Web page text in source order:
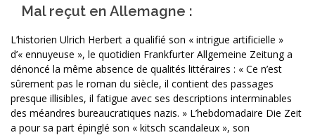
Mal reçut en Allemagne :
L’historien Ulrich Herbert a qualifié son « intrigue artificielle »
d’« ennuyeuse », le quotidien Frankfurter Allgemeine Zeitung a
dénoncé la même absence de qualités littéraires : « Ce n’est
sûrement pas le roman du siècle, il contient des passages
presque illisibles, il fatigue avec ses descriptions interminables
des méandres bureaucratiques nazis. » L’hebdomadaire Die Zeit
a pour sa part épinglé son « kitsch scandaleux », son